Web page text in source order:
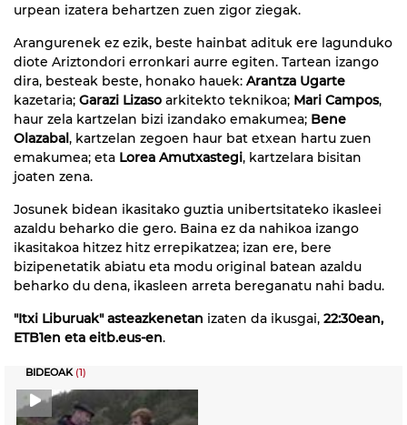
urpean izatera behartzen zuen zigor ziegak.
Arangurenek ez ezik, beste hainbat adituk ere lagunduko
diote Ariztondori erronkari aurre egiten. Tartean izango
dira, besteak beste, honako hauek: Arantza Ugarte
kazetaria; Garazi Lizaso arkitekto teknikoa; Mari Campos,
haur zela kartzelan bizi izandako emakumea; Bene
Olazabal, kartzelan zegoen haur bat etxean hartu zuen
emakumea; eta Lorea Amutxastegi, kartzelara bisitan
joaten zena.
Josunek bidean ikasitako guztia unibertsitateko ikasleei
azaldu beharko die gero. Baina ez da nahikoa izango
ikasitakoa hitzez hitz errepikatzea; izan ere, bere
bizipenetatik abiatu eta modu original batean azaldu
beharko du dena, ikasleen arreta bereganatu nahi badu.
"Itxi Liburuak" asteazkenetan izaten da ikusgai, 22:30ean,
ETB1en eta eitb.eus-en.
BIDEOAK (1)